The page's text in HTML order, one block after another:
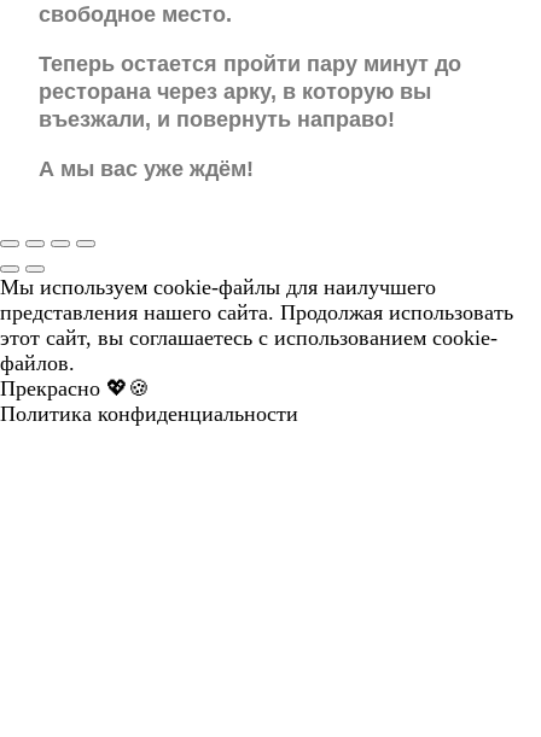
свободное место.
Теперь остается пройти пару минут до
ресторана через арку, в которую вы
въезжали, и повернуть направо!
А мы вас уже ждём!
Мы используем cookie-файлы для наилучшего
представления нашего сайта. Продолжая использовать
этот сайт, вы соглашаетесь с использованием cookie-
файлов.
Прекрасно 💖🍪
Политика конфиденциальности